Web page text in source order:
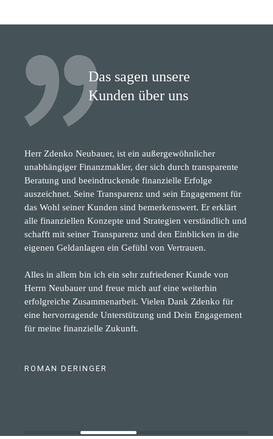
Das sagen unsere
Kunden über uns
Herr Zdenko Neubauer, ist ein außergewöhnlicher
unabhängiger Finanzmakler, der sich durch transparente
Beratung und beeindruckende finanzielle Erfolge
auszeichnet. Seine Transparenz und sein Engagement für
das Wohl seiner Kunden sind bemerkenswert. Er erklärt
alle finanziellen Konzepte und Strategien verständlich und
schafft mit seiner Transparenz und den Einblicken in die
eigenen Geldanlagen ein Gefühl von Vertrauen.
Alles in allem bin ich ein sehr zufriedener Kunde von
Herrn Neubauer und freue mich auf eine weiterhin
erfolgreiche Zusammenarbeit. Vielen Dank Zdenko für
eine hervorragende Unterstützung und Dein Engagement
für meine finanzielle Zukunft.
ROMAN DERINGER